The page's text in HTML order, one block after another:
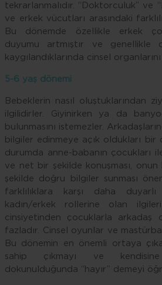
tekrarlanmalıdır. “Doktorculuk” ve
ve erkek vücutları arasındaki
Bu dönemde özellikle erkek
duyumu artmıştır ve genellikle
kaygılandıklarında cinsel
5-6 yaş dönemi
Bebeklerin nasıl oluştuklarından
ilgilidirler. Giyinirken ya da
bulunmasını istemezler.
bilgiler edinmeye açık oldukları
durumda anne-babanın çocukları
ve net bir şekilde konuşması, onun
şekilde doğru bilgiler sunması
farklılıklara karşı daha
kadın/erkek rollerine olan
cinsiyetinden çocuklarla arkadaş
fazladır. Cinsel oyunlar ve
Bu dönemin en önemli ortaya
sahip çıkmayı ve
dokunulduğunda “hayır” demeyi